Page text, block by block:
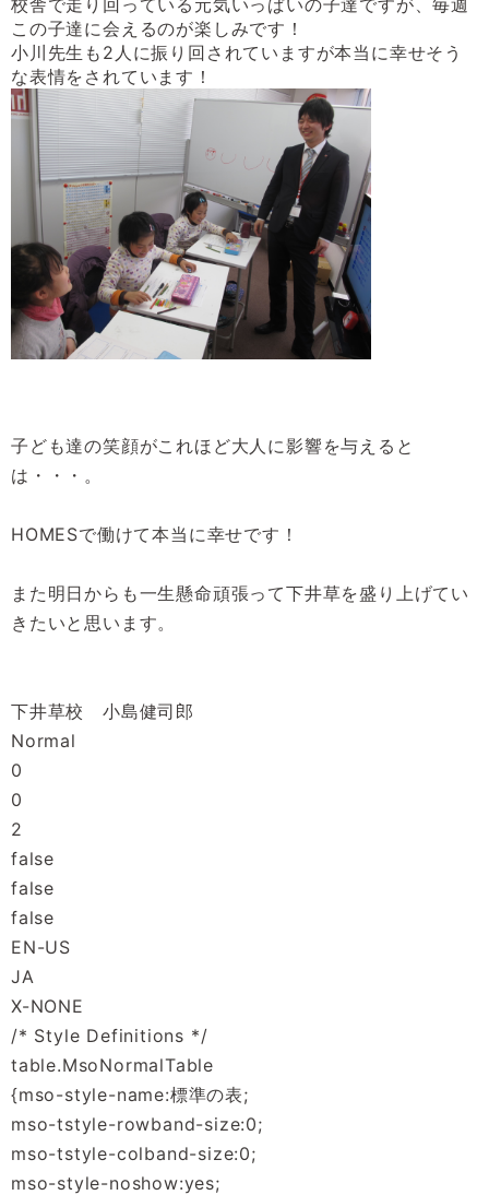
校舎で走り回っている元気いっぱいの子達ですが、毎週
この子達に会えるのが楽しみです！
小川先生も 2 人に振り回されていますが本当に幸せそう
な表情をされています！
子ども達の笑顔がこれほど大人に影響を与えると
は・・・。
HOMESで働けて本当に幸せです！
また明日からも一生懸命頑張って下井草を盛り上げてい
きたいと思います。
下井草校 小島健司郎
Normal
0
0
2
false
false
false
EN-US
JA
X-NONE
/* Style Definitions */
table.MsoNormalTable
{mso-style-name:標準の表;
mso-tstyle-rowband-size:0;
mso-tstyle-colband-size:0;
mso-style-noshow:yes;